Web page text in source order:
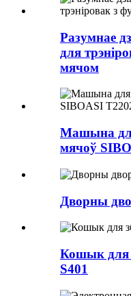
Разумнае
для
мячом
Машына
мячоў
Дворны
Кошык для
S401